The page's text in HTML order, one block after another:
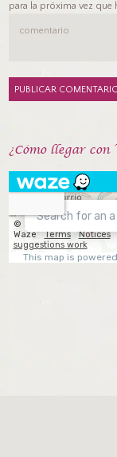
para la próxima vez que
¿Cómo llegar con